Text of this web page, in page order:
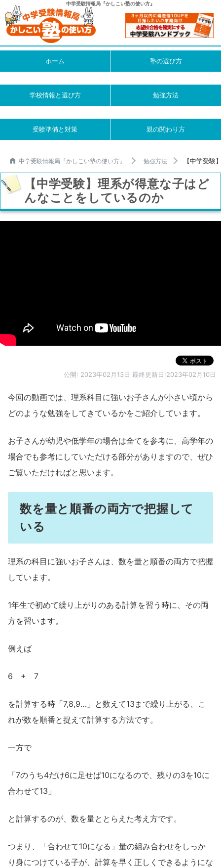
中学受験情報局『かしこい塾の使い方』
ホーム 塾の選び方
学校情報と選び方 勉強方法
受験準備と対策 親の関わり方
中学受験情報局『かしこい塾の使い方』 勉強方法 【中学受験
【中学受験】理系が得意な子はど
んなことをしているのか
公開: 2023年02月13日 最終更新日:2023年02月10日
今回の動画では、理系科目に強いお子さんが小さい頃から
どのような勉強をしてきているかをご紹介しています。
お子さんが幼児や低学年の場合は全てを参考に、高学年の
場合でも参考にしていただける部分がありますので、ぜひ
ご覧いただければと思います。
数を量と順番の両方で把握して
いる
理系の科目に強いお子さんは、数を量と順番の両方で把握
しています。
1年生で初めて繰り上がりのある計算を習う時に、その両
方を習います。
例えば
6 + 7
を計算する時「7,8,9…」と数えて13まで繰り上がる、こ
れが数を順番と捉えて計算する方法です。
一方で
「7のうち4だけ6に足せば10になるので、残りの3を10に
合わせて13」
と計算するのが、数を量ととらえた考え方です。
つまり、「合わせて10になる」量の組み合わせをしっか
り身につけている子が、計算を早く正しくできるようにな